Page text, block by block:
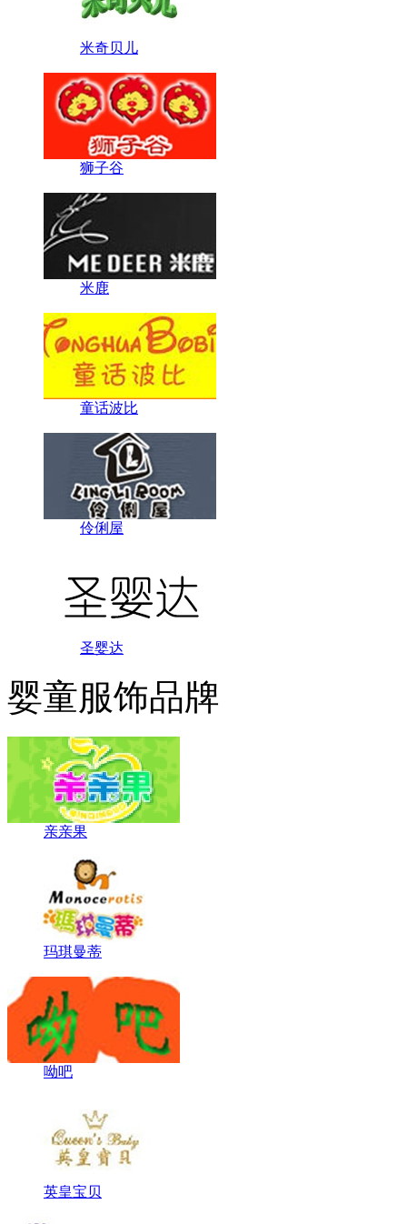
米奇贝儿
狮子谷
米鹿
童话波比
伶俐屋
圣婴达
婴童服饰品牌
亲亲果
玛琪曼蒂
呦吧
英皇宝贝